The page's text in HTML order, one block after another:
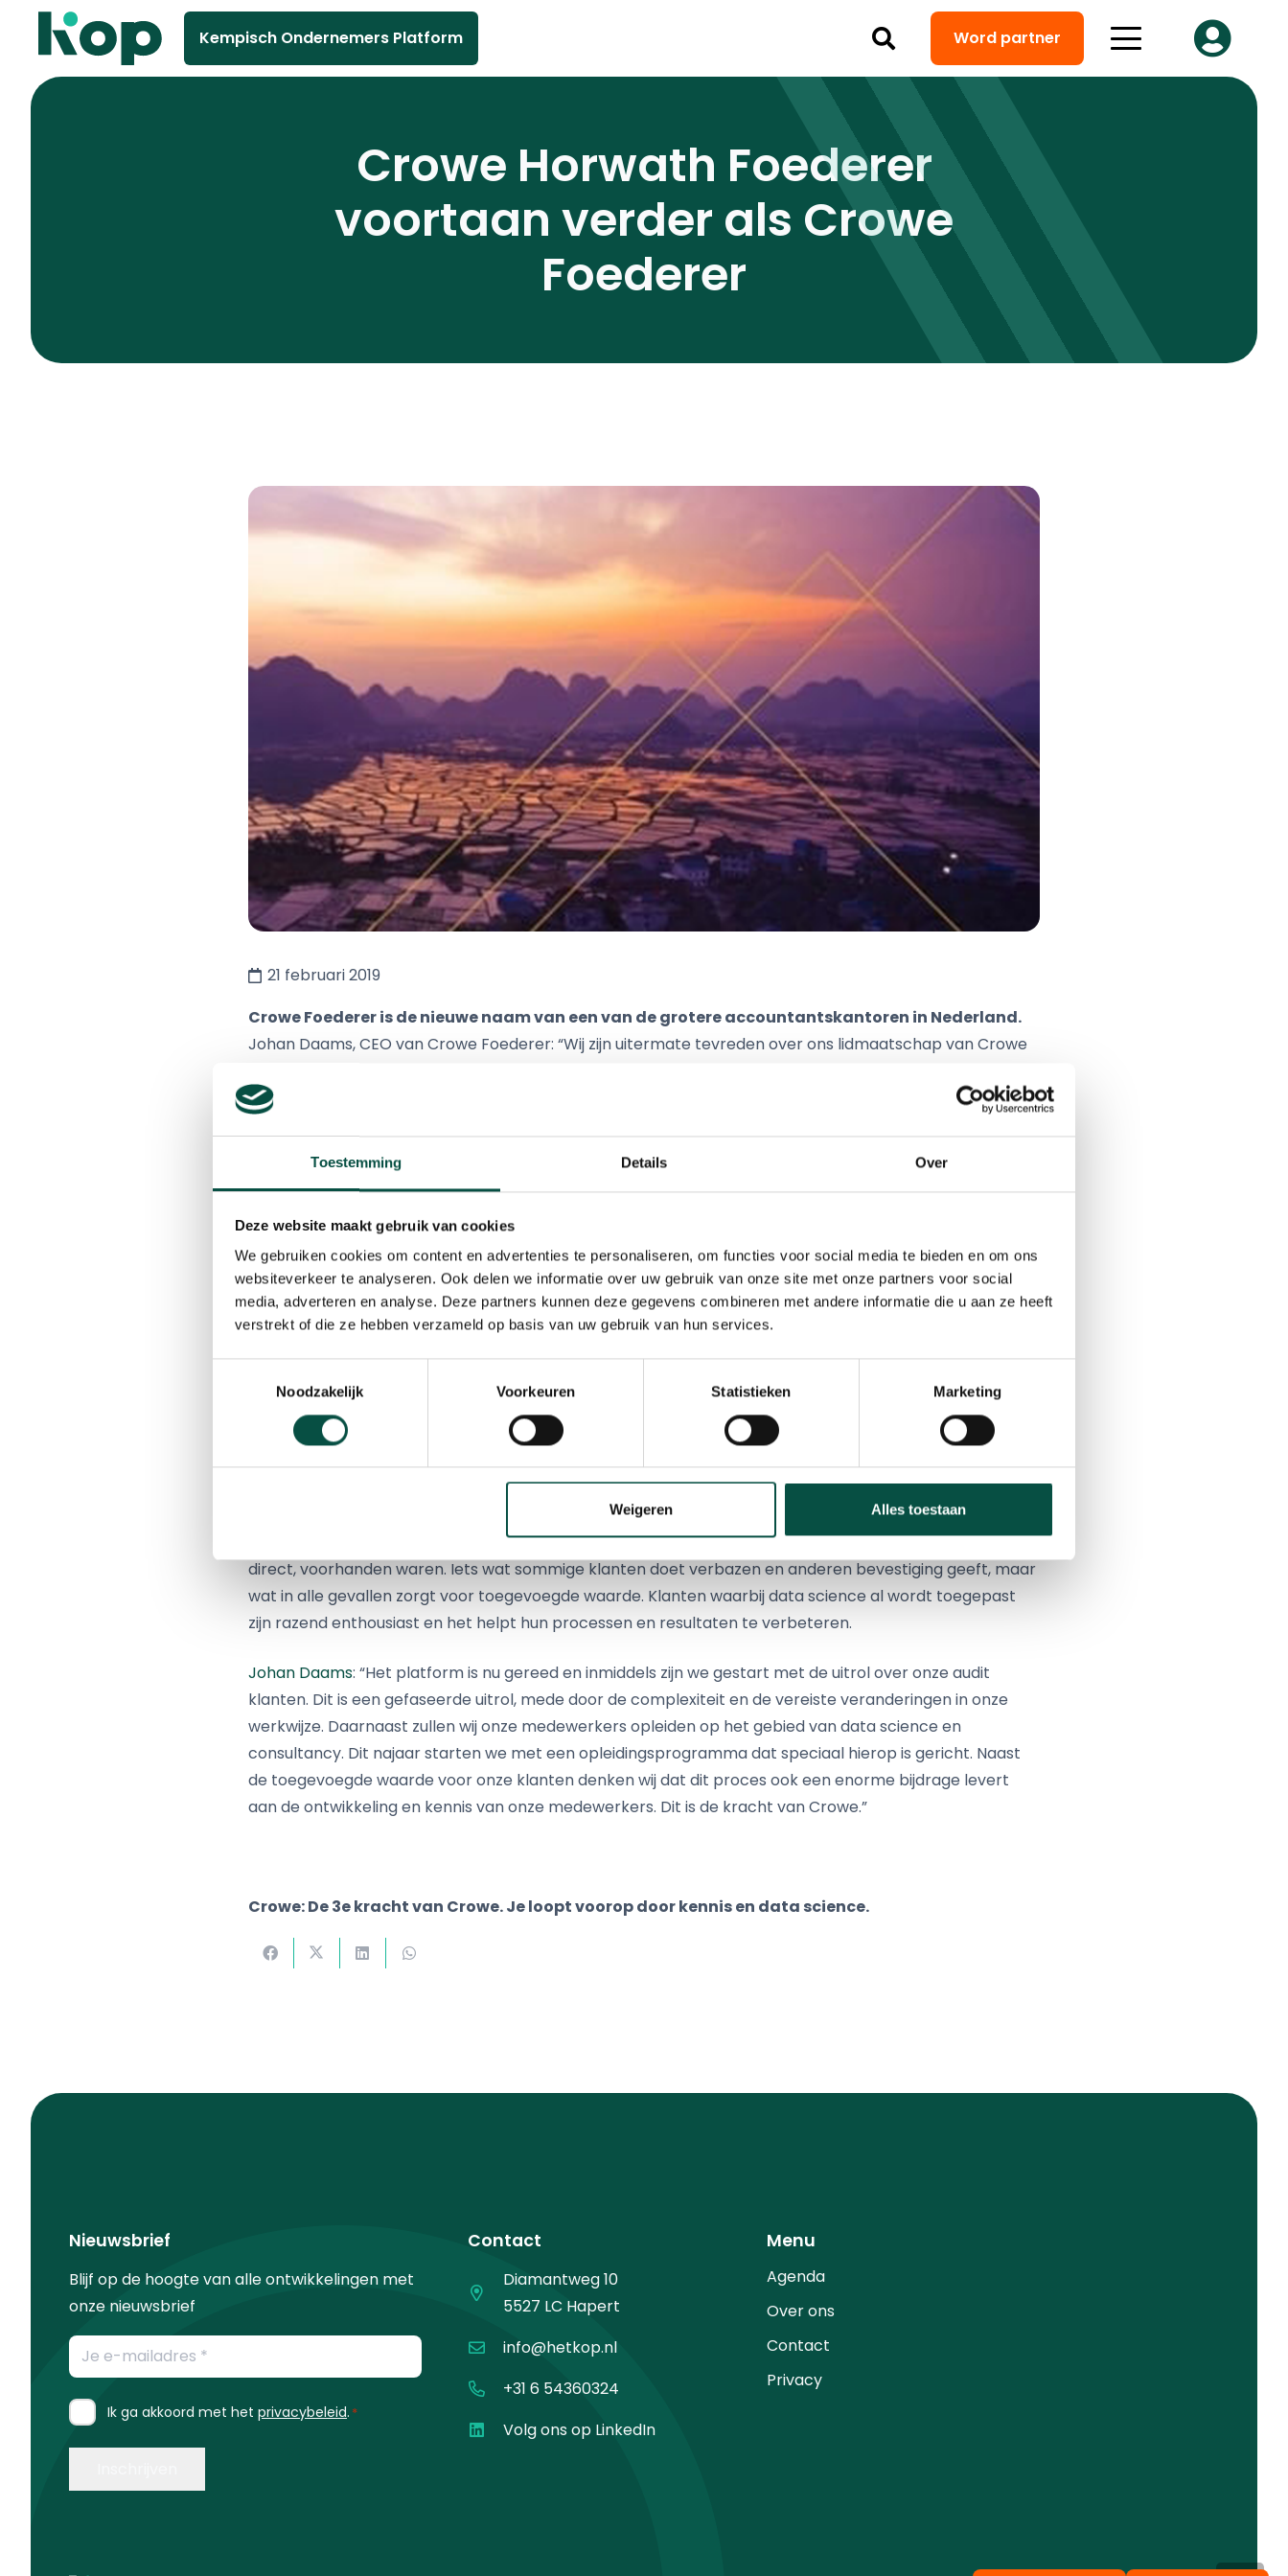
Toestemming Details Over
Deze website maakt gebruik van cookies
We gebruiken cookies om content en advertenties te personaliseren, om functies voor social media te bieden en om ons
websiteverkeer te analyseren. Ook delen we informatie over uw gebruik van onze site met onze partners voor social
media, adverteren en analyse. Deze partners kunnen deze gegevens combineren met andere informatie die u aan ze heeft
verstrekt of die ze hebben verzameld op basis van uw gebruik van hun services.
Noodzakelijk
Voorkeuren Statistieken Marketing
Weigeren Alles toestaan
Kempisch Ondernemers Platform Word partner
Crowe Horwath Foederer
voortaan verder als Crowe
Foederer
21 februari 2019
Crowe Foederer is de nieuwe naam van een van de grotere accountantskantoren in Nederland.
Johan Daams, CEO van Crowe Foederer: “Wij zijn uitermate tevreden over ons lidmaatschap van Crowe
mondiale en krachtige Crowe brand te werken zal bijdragen aan onze Internationale slagkracht en
duidelijke footprint.”
Foederer de brand Crowe Horwath. Afgelopen zomer heeft de rebranding plaatsgevonden van het
Internationale netwerk naar Crowe Global. Crowe Foederer is in Nederland een landelijke organisatie
met 450 medewerkers verdeeld over 7 vestigingen. Crowe Global is een netwerk met 805 kantoren
verdeeld over 130 landen en bevindt zich op nummer 8 in de wereldwijde ranking van
accountantsnetwerken.
De strategie van
en Crowe Foederer is sterk gericht op innoveren en digitaliseren. ‘Data
science’ en ‘data analyse’ zijn vandaag de dag veel gehoorde termen. Vandaar de beslissing om het
afgelopen jaar fors te investeren in nieuwe technologieën en onze klanten meer inzicht te geven in hun
data, zodat ze slimme beslissingen kunnen nemen.
Crowe Foederer is in staat om data vanuit verschillende databases te importeren, verbinden en
analyseren. In veel gevallen zorgt de data science toepassing voor inzichten die voorheen niet, of niet
direct, voorhanden waren. Iets wat sommige klanten doet verbazen en anderen bevestiging geeft, maar
wat in alle gevallen zorgt voor toegevoegde waarde. Klanten waarbij data science al wordt toegepast
zijn razend enthousiast en het helpt hun processen en resultaten te verbeteren.
Johan Daams: “Het platform is nu gereed en inmiddels zijn we gestart met de uitrol over onze audit
klanten. Dit is een gefaseerde uitrol, mede door de complexiteit en de vereiste veranderingen in onze
werkwijze. Daarnaast zullen wij onze medewerkers opleiden op het gebied van data science en
consultancy. Dit najaar starten we met een opleidingsprogramma dat speciaal hierop is gericht. Naast
de toegevoegde waarde voor onze klanten denken wij dat dit proces ook een enorme bijdrage levert
aan de ontwikkeling en kennis van onze medewerkers. Dit is de kracht van Crowe.”
Crowe: De 3e kracht van Crowe. Je loopt voorop door kennis en data science.
Nieuwsbrief
Blijf op de hoogte van alle ontwikkelingen met
onze nieuwsbrief
E-
mailadres
*
Instemming
Ik ga akkoord met het privacybeleid. *
Contact
Diamantweg 10
5527 LC Hapert
info@hetkop.nl
+31 6 54360324
Volg ons op LinkedIn
Menu
Agenda
Over ons
Contact
Privacy